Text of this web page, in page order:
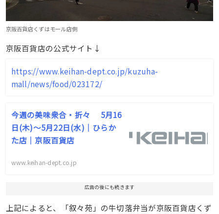
京阪百貨店くずはモール店側
京阪百貨店の公式サイト↓
https://www.keihan-dept.co.jp/kuzuha-
mall/news/food/023172/
今週の美味衆合・折々 5月16
日(木)～5月22日(水)｜ひらか
た店｜京阪百貨店
www.keihan-dept.co.jp
広告の後にも続きます
上記によると、「叙々苑」の牛切落弁当が京阪百貨店くず